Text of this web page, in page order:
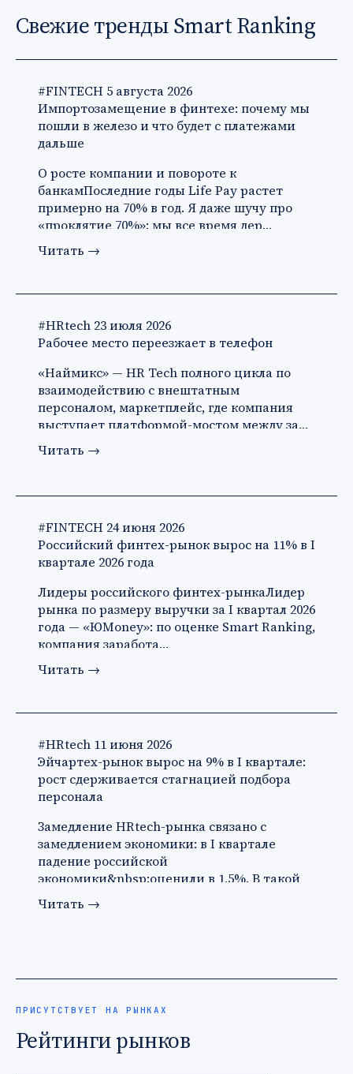
Свежие тренды Smart Ranking
#FINTECH 5 августа 2026
Импортозамещение в финтехе: почему мы
пошли в железо и что будет с платежами
дальше
О росте компании и повороте к
банкамПоследние годы Life Pay растет
примерно на 70% в год. Я даже шучу про
«проклятие 70%»: мы все время дер…
Читать →
#HRtech 23 июля 2026
Рабочее место переезжает в телефон
«Наймикс» — HR Tech полного цикла по
взаимодействию с внештатным
персоналом, маркетплейс, где компания
выступает платформой-мостом между за…
Читать →
#FINTECH 24 июня 2026
Российский финтех-рынок вырос на 11% в I
квартале 2026 года
Лидеры российского финтех-рынкаЛидер
рынка по размеру выручки за I квартал 2026
года — «ЮMoney»: по оценке Smart Ranking,
компания заработа…
Читать →
#HRtech 11 июня 2026
Эйчартех-рынок вырос на 9% в I квартале:
рост сдерживается стагнацией подбора
персонала
Замедление HRtech-рынка связано с
замедлением экономики: в I квартале
падение российской
экономики&nbsp;оценили в 1,5%. В такой
ситуации ко…
Читать →
ПРИСУТСТВУЕТ НА РЫНКАХ
Рейтинги рынков